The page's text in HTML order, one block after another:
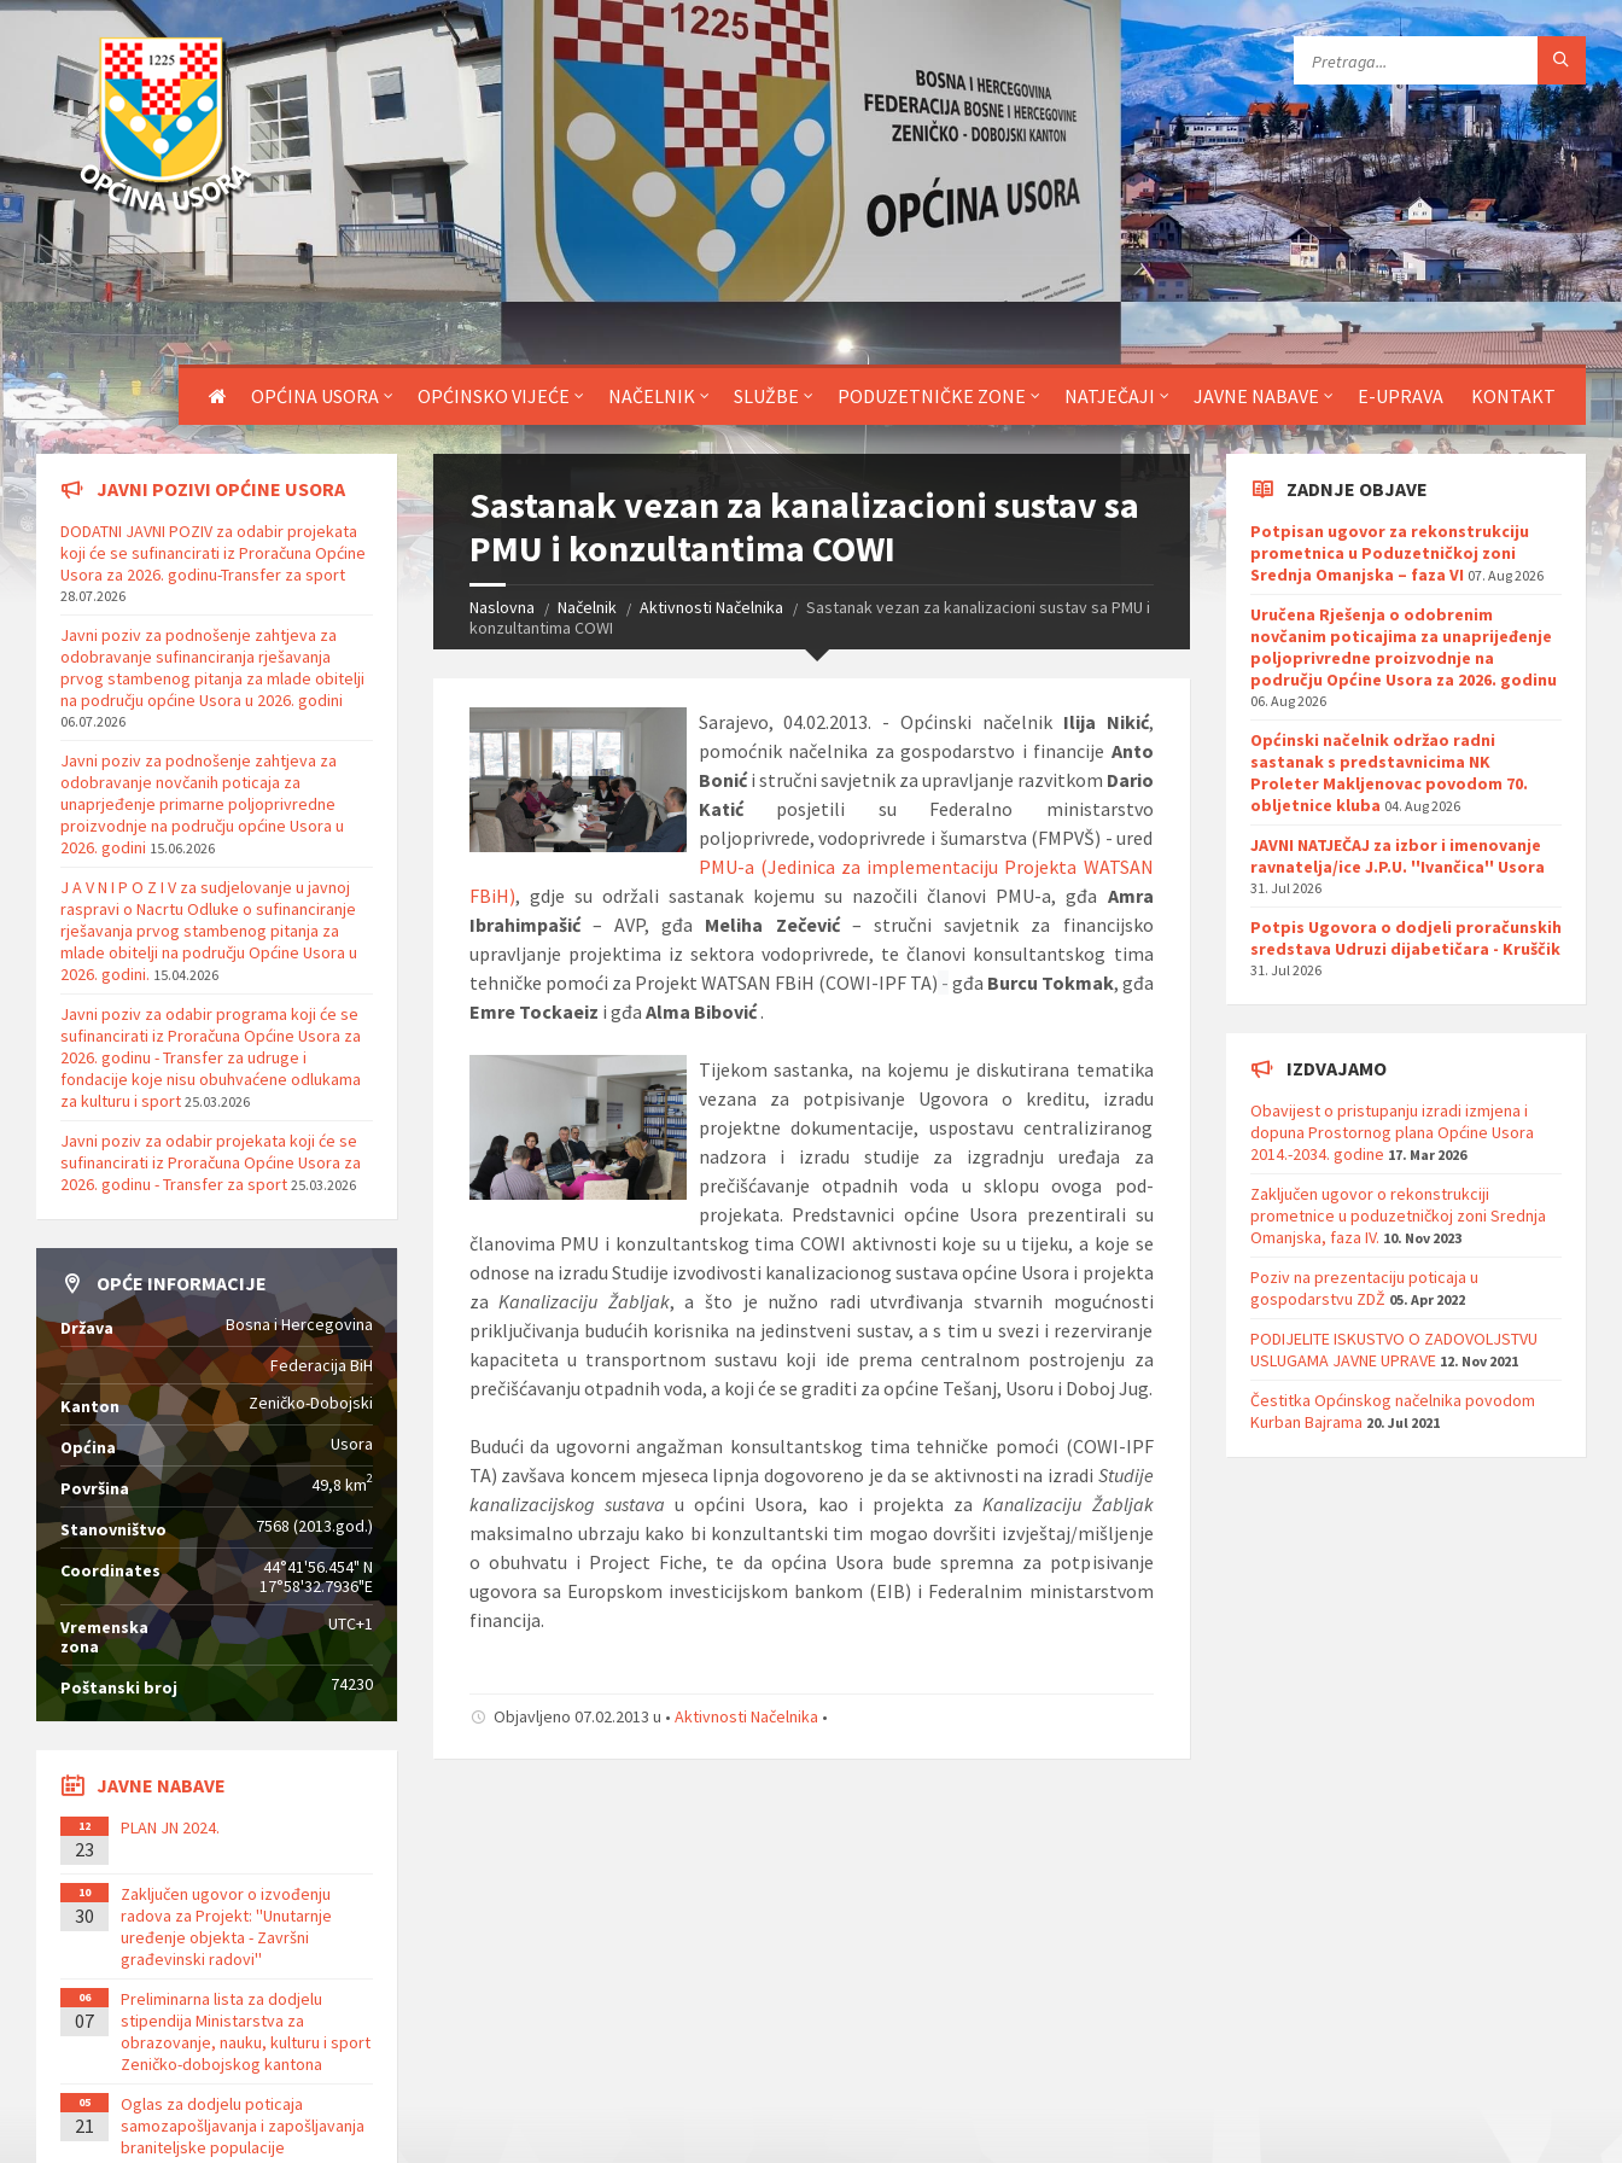
OPĆINA USORA OPĆINSKO VIJEĆE NAČELNIK SLUŽBE PODUZETNIČKE ZONE NATJEČAJI JAVNE NABAVE E-UPRAVA KONTAKT
Sastanak vezan za kanalizacioni sustav sa
PMU i konzultantima COWI
Naslovna Načelnik Aktivnosti Načelnika
Sastanak vezan za kanalizacioni sustav sa PMU i
konzultantima COWI
Sarajevo, 04.02.2013. - Općinski načelnik Ilija Nikić,
pomoćnik načelnika za gospodarstvo i financije Anto
Bonići stručni savjetnik za upravljanje razvitkom Dario
Katićposjetili su Federalno ministarstvo
poljoprivrede, vodoprivrede i šumarstva (FMPVŠ) - ured
PMU-a (Jedinica za implementaciju Projekta WATSAN
FBiH), gdje su održali sastanak kojemu su nazočili članovi PMU-a, gđa Amra
Ibrahimpašić– AVP, gđa Meliha Zečević– stručni savjetnik za financijsko
upravljanje projektima iz sektora vodoprivrede, te članovi konsultantskog tima
tehničke pomoći za Projekt WATSAN FBiH (COWI-IPF TA) - gđa Burcu Tokmak, gđa
Emre Tockaeiz i gđa Alma Bibović.
Tijekom sastanka, na kojemu je diskutirana tematika
vezana za potpisivanje Ugovora o kreditu, izradu
projektne dokumentacije, uspostavu centraliziranog
nadzora i izradu studije za izgradnju uređaja za
prečišćavanje otpadnih voda u sklopu ovoga pod-
projekata. Predstavnici općine Usora prezentirali su
članovima PMU i konzultantskog tima COWI aktivnosti koje su u tijeku, a koje se
odnose na izradu Studije izvodivosti kanalizacionog sustava općine Usora i projekta
zaKanalizaciju Žabljak, a što je nužno radi utvrđivanja stvarnih mogućnosti
priključivanja budućih korisnika na jedinstveni sustav, a s tim u svezi i rezerviranje
kapaciteta u transportnom sustavu koji ide prema centralnom postrojenju za
prečišćavanju otpadnih voda, a koji će se graditi za općine Tešanj, Usoru i Doboj Jug.
Budući da ugovorni angažman konsultantskog tima tehničke pomoći (COWI-IPF
TA) zavšava koncem mjeseca lipnja dogovoreno je da se aktivnosti na izradi Studije
kanalizacijskog sustava u općini Usora, kao i projekta zaKanalizaciju Žabljak
maksimalno ubrzaju kako bi konzultantski tim mogao dovršiti izvještaj/mišljenje
o obuhvatu i Project Fiche, te da općina Usora bude spremna za potpisivanje
ugovora sa Europskom investicijskom bankom (EIB) i Federalnim ministarstvom
financija.
Objavljeno 07.02.2013 u • Aktivnosti Načelnika •
JAVNI POZIVI OPĆINE USORA
DODATNI JAVNI POZIV za odabir projekata
koji će se sufinancirati iz Proračuna Općine
Usora za 2026. godinu-Transfer za sport
28.07.2026
Javni poziv za podnošenje zahtjeva za
odobravanje sufinanciranja rješavanja
prvog stambenog pitanja za mlade obitelji
na području općine Usora u 2026. godini
06.07.2026
Javni poziv za podnošenje zahtjeva za
odobravanje novčanih poticaja za
unaprjeđenje primarne poljoprivredne
proizvodnje na području općine Usora u
2026. godini 15.06.2026
J A V N I P O Z I V za sudjelovanje u javnoj
raspravi o Nacrtu Odluke o sufinanciranje
rješavanja prvog stambenog pitanja za
mlade obitelji na području Općine Usora u
2026. godini. 15.04.2026
Javni poziv za odabir programa koji će se
sufinancirati iz Proračuna Općine Usora za
2026. godinu - Transfer za udruge i
fondacije koje nisu obuhvaćene odlukama
za kulturu i sport 25.03.2026
Javni poziv za odabir projekata koji će se
sufinancirati iz Proračuna Općine Usora za
2026. godinu - Transfer za sport 25.03.2026
OPĆE INFORMACIJE
Država
Bosna i Hercegovina
Federacija BiH
Kanton
Zeničko-Dobojski
Općina Usora
Površina 49,8 km2
Stanovništvo 7568 (2013.god.)
Coordinates
44°41'56.454" N
17°58'32.7936"E
Vremenska
zona
UTC+1
Poštanski broj 74230
JAVNE NABAVE
12
23
PLAN JN 2024.
10
30
Zaključen ugovor o izvođenju
radova za Projekt: ''Unutarnje
uređenje objekta - Završni
građevinski radovi''
06
07
Preliminarna lista za dodjelu
stipendija Ministarstva za
obrazovanje, nauku, kulturu i sport
Zeničko-dobojskog kantona
05
21
Oglas za dodjelu poticaja
samozapošljavanja i zapošljavanja
braniteljske populacije
ZADNJE OBJAVE
Potpisan ugovor za rekonstrukciju
prometnica u Poduzetničkoj zoni
Srednja Omanjska – faza VI 07. Aug 2026
Uručena Rješenja o odobrenim
novčanim poticajima za unaprijeđenje
poljoprivredne proizvodnje na
području Općine Usora za 2026. godinu
06. Aug 2026
Općinski načelnik održao radni
sastanak s predstavnicima NK
Proleter Makljenovac povodom 70.
obljetnice kluba 04. Aug 2026
JAVNI NATJEČAJ za izbor i imenovanje
ravnatelja/ice J.P.U. ''Ivančica'' Usora
31. Jul 2026
Potpis Ugovora o dodjeli proračunskih
sredstava Udruzi dijabetičara - Kruščik
31. Jul 2026
IZDVAJAMO
Obavijest o pristupanju izradi izmjena i
dopuna Prostornog plana Općine Usora
2014.-2034. godine 17. Mar 2026
Zaključen ugovor o rekonstrukciji
prometnice u poduzetničkoj zoni Srednja
Omanjska, faza IV. 10. Nov 2023
Poziv na prezentaciju poticaja u
gospodarstvu ZDŽ 05. Apr 2022
PODIJELITE ISKUSTVO O ZADOVOLJSTVU
USLUGAMA JAVNE UPRAVE 12. Nov 2021
Čestitka Općinskog načelnika povodom
Kurban Bajrama 20. Jul 2021